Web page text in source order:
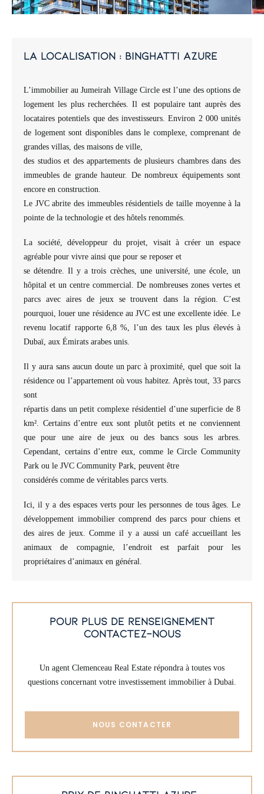
la localisation : binghatti azure
L’immobilier au Jumeirah Village Circle est l’une des options de
logement les plus recherchées. Il est populaire tant auprès des
locataires potentiels que des investisseurs. Environ 2 000 unités
de logement sont disponibles dans le complexe, comprenant de
grandes villas, des maisons de ville,
des studios et des appartements de plusieurs chambres dans des
immeubles de grande hauteur. De nombreux équipements sont
encore en construction.
Le JVC abrite des immeubles résidentiels de taille moyenne à la
pointe de la technologie et des hôtels renommés.
La société, développeur du projet, visait à créer un espace
agréable pour vivre ainsi que pour se reposer et
se détendre. Il y a trois crèches, une université, une école, un
hôpital et un centre commercial. De nombreuses zones vertes et
parcs avec aires de jeux se trouvent dans la région. C’est
pourquoi, louer une résidence au JVC est une excellente idée. Le
revenu locatif rapporte 6,8 %, l’un des taux les plus élevés à
Dubaï, aux Émirats arabes unis.
Il y aura sans aucun doute un parc à proximité, quel que soit la
résidence ou l’appartement où vous habitez. Après tout, 33 parcs
sont
répartis dans un petit complexe résidentiel d’une superficie de 8
km². Certains d’entre eux sont plutôt petits et ne conviennent
que pour une aire de jeux ou des bancs sous les arbres.
Cependant, certains d’entre eux, comme le Circle Community
Park ou le JVC Community Park, peuvent être
considérés comme de véritables parcs verts.
Ici, il y a des espaces verts pour les personnes de tous âges. Le
développement immobilier comprend des parcs pour chiens et
des aires de jeux. Comme il y a aussi un café accueillant les
animaux de compagnie, l’endroit est parfait pour les
propriétaires d’animaux en général.
pour plus de renseignement
contactez-nous
Un agent Clemenceau Real Estate répondra à toutes vos
questions concernant votre investissement immobilier à Dubai.
NOUS CONTACTER